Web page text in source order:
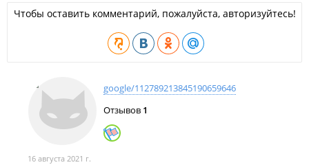
Доставка до транспортной компании осуществляется
Чтобы оставить комментарий, пожалуйста, авторизуйтесь!
google/112789213845190659646
Отзывов 1
16 августа 2021 г.